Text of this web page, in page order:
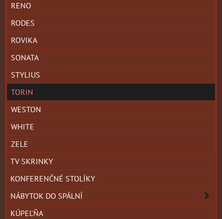
RENO
RODES
ROVIKA
SONATA
STYLIUS
TORIN
WESTON
WHITE
ZELE
TV SKRINKY
KONFERENČNÉ STOLÍKY
NÁBYTOK DO SPÁLNÍ
KÚPEĽŇA